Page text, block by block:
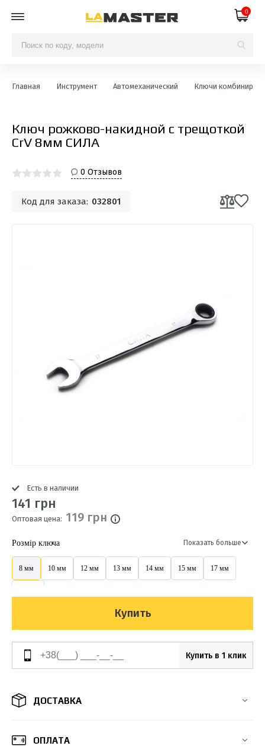
0
Главная Инструмент Автомеханический Ключи
Ключ рожково-накидной с трещоткой
CrV 8мм СИЛА
0 Отзывов
Код для заказа: 032801
Есть в наличии
141 грн
Оптовая цена: 119 грн
Розмір ключа Показать больше
8 мм 10 мм 12 мм 13 мм 14 мм 15 мм 17 мм
Купить
Купить в 1 клик
ДОСТАВКА
ОПЛАТА